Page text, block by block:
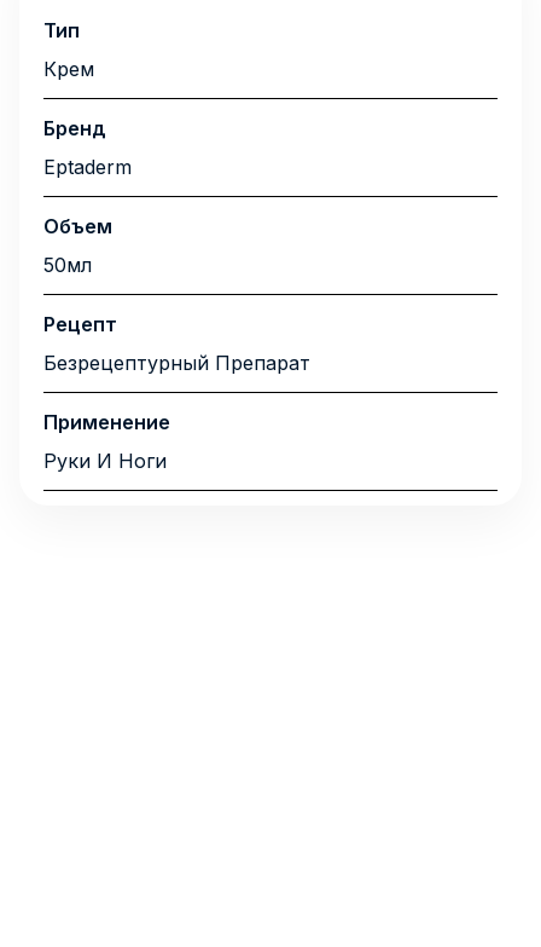
Тип
Крем
Бренд
Eptaderm
Объем
50мл
Рецепт
Безрецептурный Препарат
Применение
Руки И Ноги